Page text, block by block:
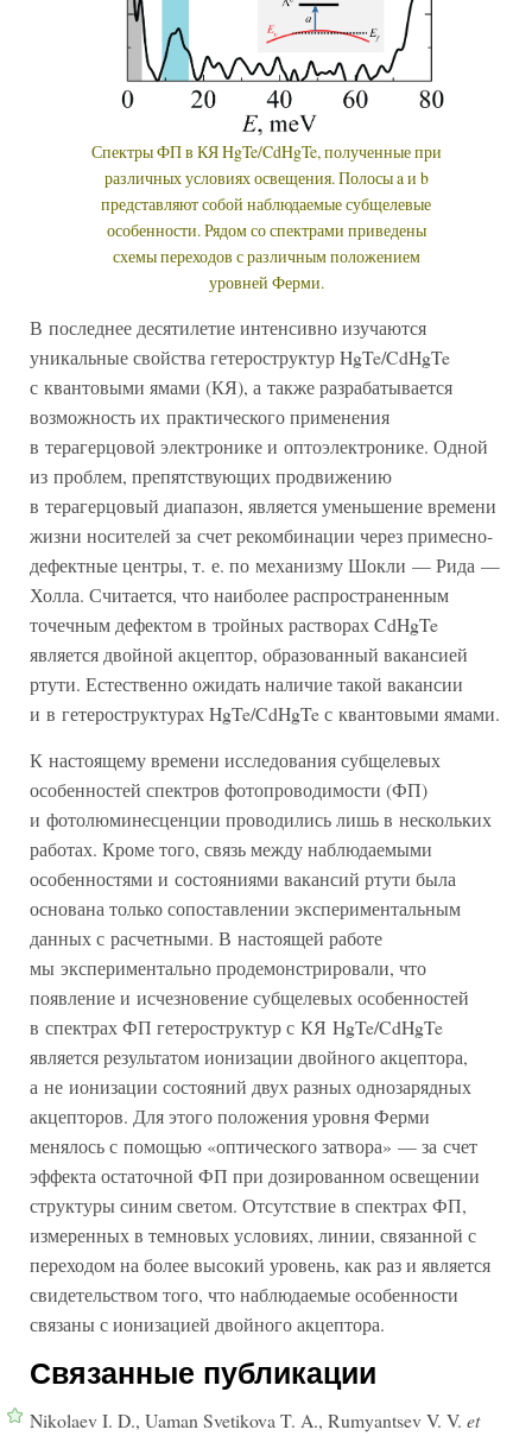
Спектры ФП в КЯ HgTe/CdHgTe, полученные при
различных условиях освещения. Полосы a и b
представляют собой наблюдаемые субщелевые
особенности. Рядом со спектрами приведены
схемы переходов с различным положением
уровней Ферми.
В последнее десятилетие интенсивно изучаются
уникальные свойства гетероструктур HgTe/CdHgTe
с квантовыми ямами (КЯ), а также разрабатывается
возможность их практического применения
в терагерцовой электронике и оптоэлектронике. Одной
из проблем, препятствующих продвижению
в терагерцовый диапазон, является уменьшение времени
жизни носителей за счет рекомбинации через примесно-
дефектные центры, т. е. по механизму Шокли — Рида —
Холла. Считается, что наиболее распространенным
точечным дефектом в тройных растворах CdHgTe
является двойной акцептор, образованный вакансией
ртути. Естественно ожидать наличие такой вакансии
и в гетероструктурах HgTe/CdHgTe с квантовыми ямами.
К настоящему времени исследования субщелевых
особенностей спектров фотопроводимости (ФП)
и фотолюминесценции проводились лишь в нескольких
работах. Кроме того, связь между наблюдаемыми
особенностями и состояниями вакансий ртути была
основана только сопоставлении экспериментальным
данных с расчетными. В настоящей работе
мы экспериментально продемонстрировали, что
появление и исчезновение субщелевых особенностей
в спектрах ФП гетероструктур с КЯ HgTe/CdHgTe
является результатом ионизации двойного акцептора,
а не ионизации состояний двух разных однозарядных
акцепторов. Для этого положения уровня Ферми
менялось с помощью «оптического затвора» — за счет
эффекта остаточной ФП при дозированном освещении
структуры синим светом. Отсутствие в спектрах ФП,
измеренных в темновых условиях, линии, связанной с
переходом на более высокий уровень, как раз и является
свидетельством того, что наблюдаемые особенности
связаны с ионизацией двойного акцептора.
Связанные публикации
Nikolaev I. D., Uaman Svetikova T. A., Rumyantsev V. V. et